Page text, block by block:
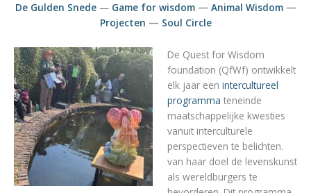
De Gulden Snede— Game for wisdom— Animal Wisdom—
Projecten — Soul Circle
De Quest for Wisdom
foundation (QfWf) ontwikkelt
elk jaar een intercultureel
programma teneinde
maatschappelijke kwesties
vanuit interculturele
perspectieven te belichten.
van haar doel de levenskunst
als wereldburgers te